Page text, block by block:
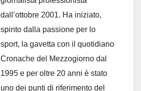
dall’ottobre 2001. Ha iniziato,
spinto dalla passione per lo
sport, la gavetta con il quotidiano
Cronache del Mezzogiorno dal
1995 e per oltre 20 anni è stato
uno dei punti di riferimento del